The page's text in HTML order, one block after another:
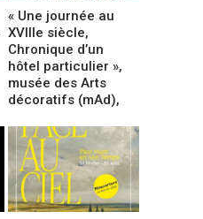
« Une journée au
XVIIIe siècle,
Chronique d’un
hôtel particulier »,
musée des Arts
décoratifs (mAd),